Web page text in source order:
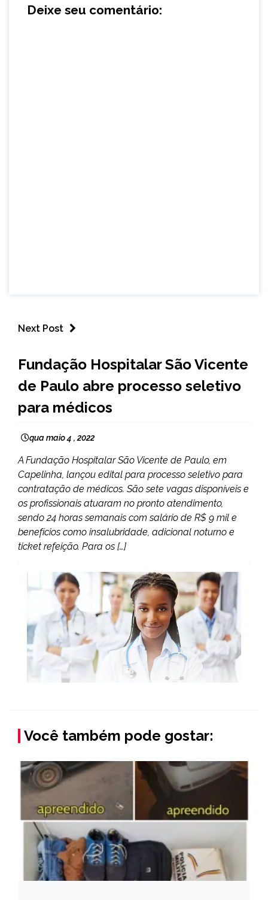
Deixe seu comentário:
Next Post
NOTÍCIAS
Fundação Hospitalar São Vicente
de Paulo abre processo seletivo
para médicos
qua maio 4 , 2022
A Fundação Hospitalar São Vicente de Paulo, em
Capelinha, lançou edital para processo seletivo para
contratação de médicos. São sete vagas disponíveis e
os profissionais atuaram no pronto atendimento,
sendo 24 horas semanais com salário de R$ 9 mil e
benefícios como insalubridade, adicional noturno e
ticket refeição. Para os […]
Você também pode gostar: